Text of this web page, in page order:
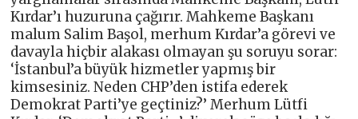
Kırdar’ı huzuruna çağırır. Mahkeme Başkanı
malum Salim Başol, merhum Kırdar’a görevi ve
davayla hiçbir alakası olmayan şu soruyu sorar:
‘İstanbul’a büyük hizmetler yapmış bir
kimsesiniz. Neden CHP’den istifa ederek
Demokrat Parti’ye geçtiniz?’ Merhum Lütfi